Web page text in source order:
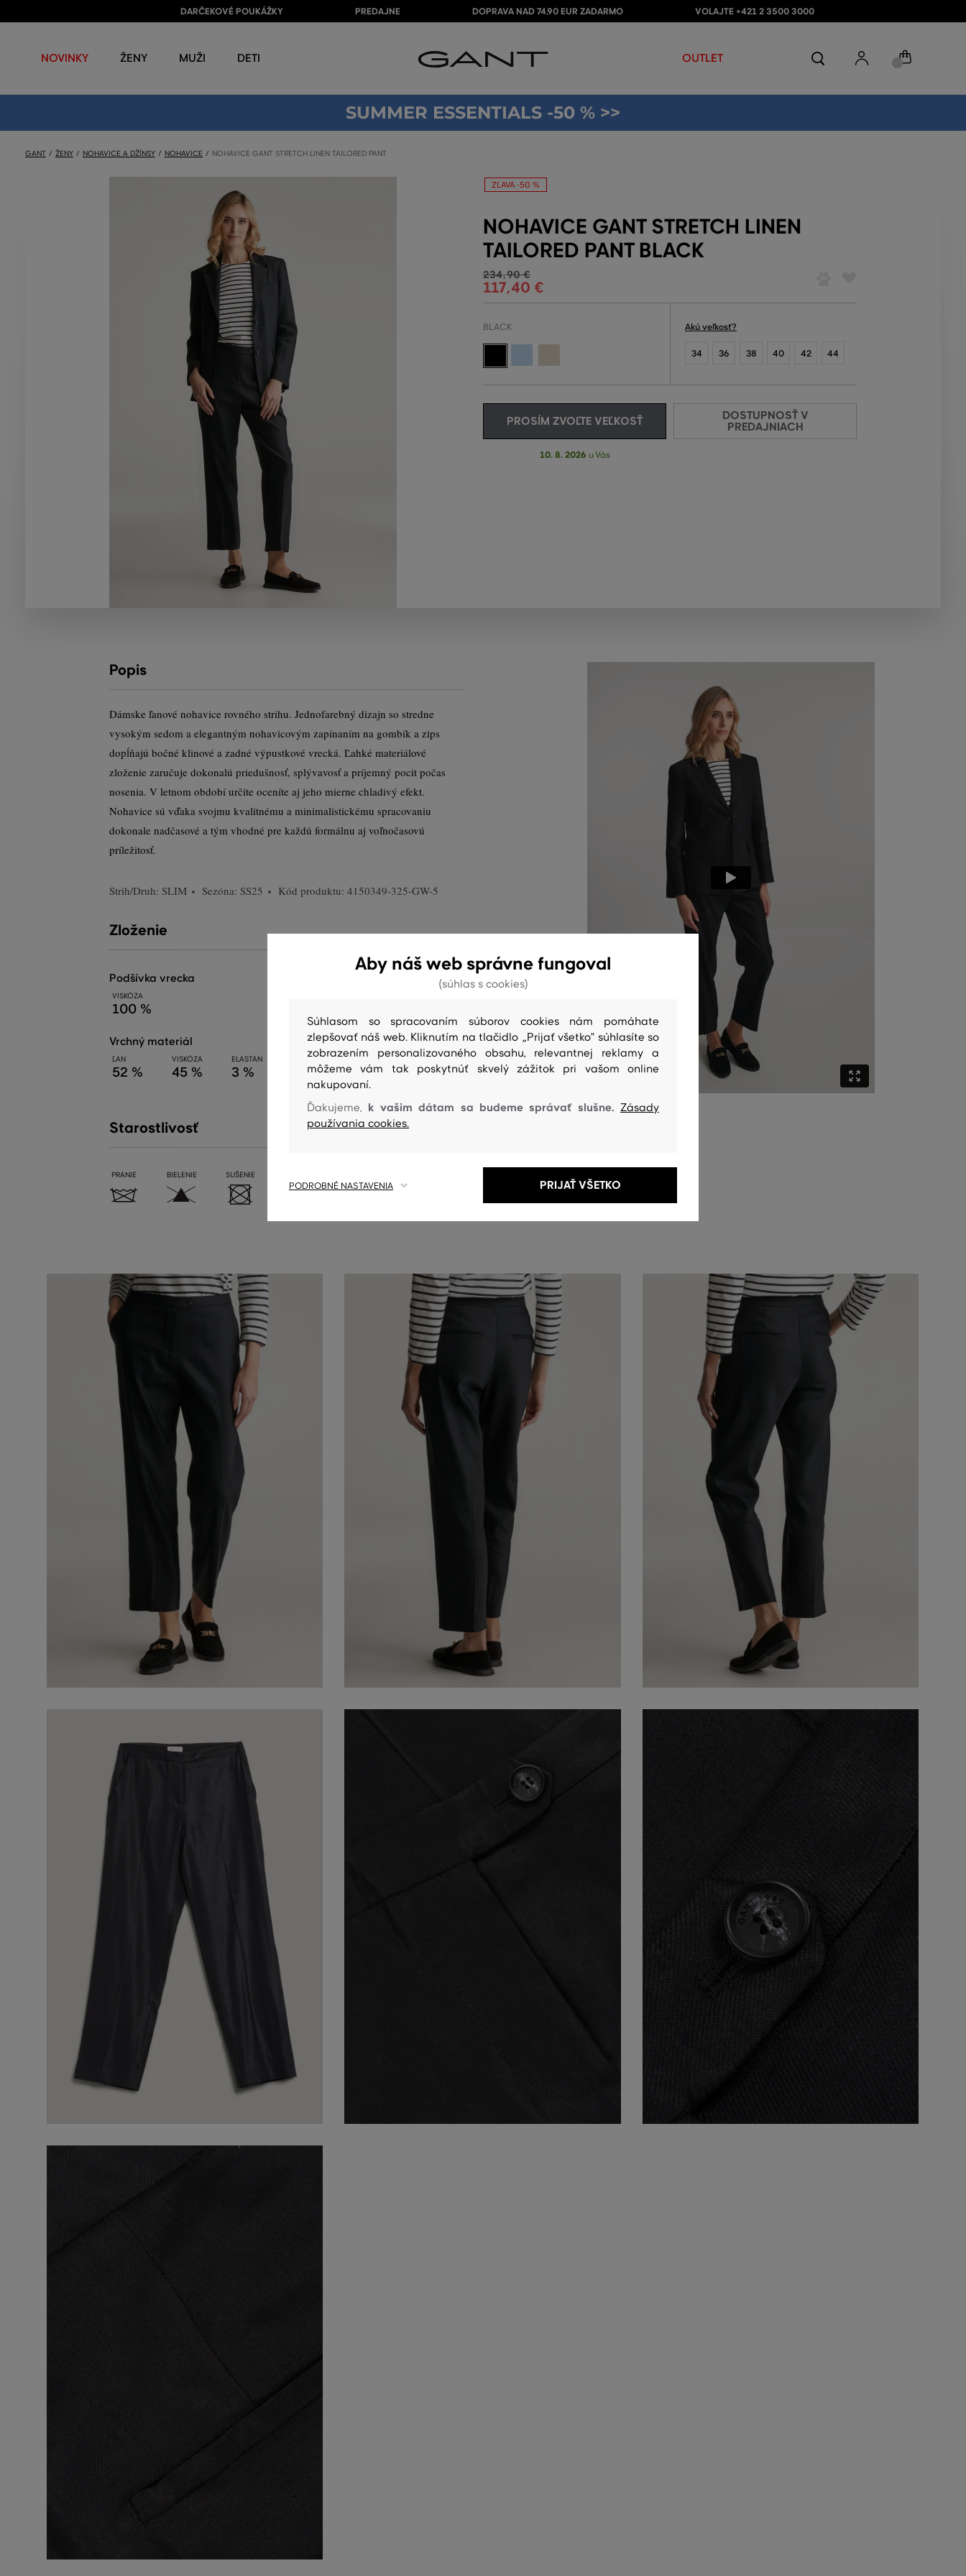
DARČEKOVÉ POUKÁŽKY PREDAJNE DOPRAVA NAD 74,90 EUR ZADARMO VOLAJTE +421 2 3500 3000
NOVINKY ŽENY MUŽI DETI OUTLET
SUMMER ESSENTIALS -50 % >>
GANT ŽENY NOHAVICE A DŽÍNSY NOHAVICE NOHAVICE GANT STRETCH LINEN TAILORED PANT
ZĽAVA -50 %
NOHAVICE GANT STRETCH LINEN
TAILORED PANT BLACK
234,90 €
117,40 €
BLACK Akú veľkosť?
34 36 38 40 42 44
PROSÍM ZVOĽTE VEĽKOSŤ
10. 8. 2026 u Vás
DOSTUPNOSŤ V
PREDAJNIACH
Popis
Dámske ľanové nohavice rovného strihu. Jednofarebný dizajn so stredne
vysokým sedom a elegantným nohavicovým zapínaním na gombík a zips
dopĺňajú bočné klinové a zadné výpustkové vrecká. Ľahké materiálové
zloženie zaručuje dokonalú priedušnosť, splývavosť a príjemný pocit počas
nosenia. V letnom období určite oceníte aj jeho mierne chladivý efekt.
Nohavice sú vďaka svojmu kvalitnému a minimalistickému spracovaniu
dokonale nadčasové a tým vhodné pre každú formálnu aj voľnočasovú
príležitosť.
Strih/Druh: SLIM Sezóna: SS25 Kód produktu: 4150349-325-GW-5
Zloženie
podšívka vrecka
VISKÓZA
100 %
vrchný materiál
ĽAN
52 %
VISKÓZA
45 %
ELASTAN
3 %
Starostlivosť
PRANIE BIELENIE SUŠENIE
Aby náš web správne fungoval
(súhlas s cookies)
Súhlasom so spracovaním súborov cookies nám pomáhate
zlepšovať náš web. Kliknutím na tlačidlo „Prijať všetko" súhlasíte so
zobrazením personalizovaného obsahu, relevantnej reklamy a
môžeme vám tak poskytnúť skvelý zážitok pri vašom online
nakupovaní.
Ďakujeme, k vašim dátam sa budeme správať slušne. Zásady
používania cookies.
PODROBNÉ NASTAVENIA PRIJAŤ VŠETKO